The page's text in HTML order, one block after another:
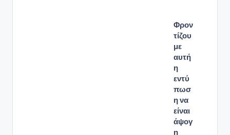
Φρον
τίζου
με
αυτή
η
εντύ
πωσ
η να
είναι
άψογ
η